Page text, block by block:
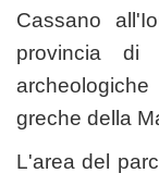
Cassano
provincia
greche della
L'area del